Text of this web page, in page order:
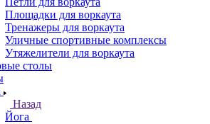
Площадки для воркаута
Тренажеры для воркаута
Уличные спортивные комплексы
Утяжелители для воркаута
столы
Назад
Йога